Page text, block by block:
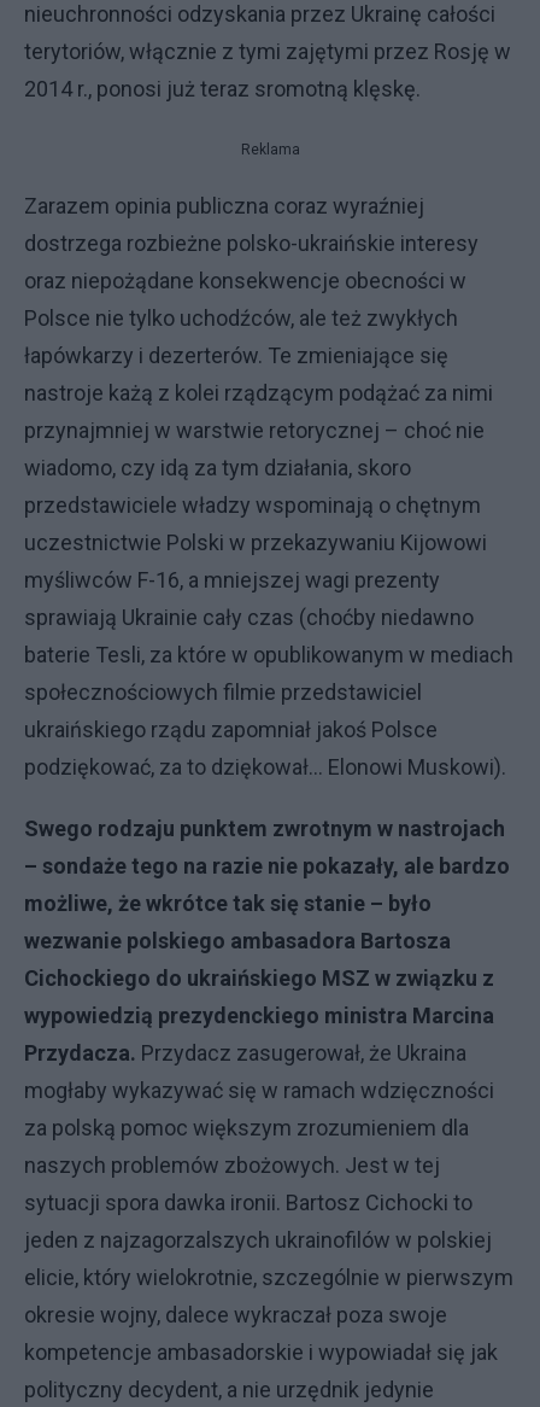
nieuchronności odzyskania przez Ukrainę całości
terytoriów, włącznie z tymi zajętymi przez Rosję w
2014 r., ponosi już teraz sromotną klęskę.
Reklama
Zarazem opinia publiczna coraz wyraźniej
dostrzega rozbieżne polsko-ukraińskie interesy
oraz niepożądane konsekwencje obecności w
Polsce nie tylko uchodźców, ale też zwykłych
łapówkarzy i dezerterów. Te zmieniające się
nastroje każą z kolei rządzącym podążać za nimi
przynajmniej w warstwie retorycznej – choć nie
wiadomo, czy idą za tym działania, skoro
przedstawiciele władzy wspominają o chętnym
uczestnictwie Polski w przekazywaniu Kijowowi
myśliwców F-16, a mniejszej wagi prezenty
sprawiają Ukrainie cały czas (choćby niedawno
baterie Tesli, za które w opublikowanym w mediach
społecznościowych filmie przedstawiciel
ukraińskiego rządu zapomniał jakoś Polsce
podziękować, za to dziękował… Elonowi Muskowi).
Swego rodzaju punktem zwrotnym w nastrojach
– sondaże tego na razie nie pokazały, ale bardzo
możliwe, że wkrótce tak się stanie – było
wezwanie polskiego ambasadora Bartosza
Cichockiego do ukraińskiego MSZ w związku z
wypowiedzią prezydenckiego ministra Marcina
Przydacza. Przydacz zasugerował, że Ukraina
mogłaby wykazywać się w ramach wdzięczności
za polską pomoc większym zrozumieniem dla
naszych problemów zbożowych. Jest w tej
sytuacji spora dawka ironii. Bartosz Cichocki to
jeden z najzagorzalszych ukrainofilów w polskiej
elicie, który wielokrotnie, szczególnie w pierwszym
okresie wojny, dalece wykraczał poza swoje
kompetencje ambasadorskie i wypowiadał się jak
polityczny decydent, a nie urzędnik jedynie